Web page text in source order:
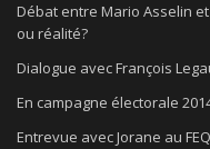
Débat entre Mario Asselin
ou réalité?
Dialogue avec François
En campagne électorale
Entrevue avec Jorane au FEQ